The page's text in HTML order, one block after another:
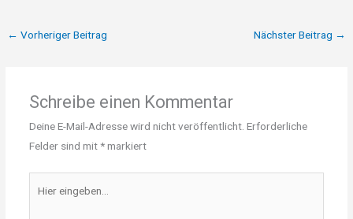
← Vorheriger Beitrag Nächster Beitrag →
Schreibe einen Kommentar
Deine E-Mail-Adresse wird nicht veröffentlicht. Erforderliche
Felder sind mit*markiert
eingeben…